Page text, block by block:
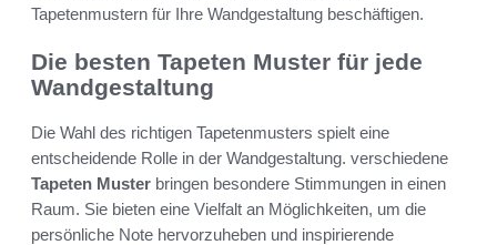
Tapetenmustern für Ihre Wandgestaltung beschäftigen.
Die besten Tapeten Muster für jede
Wandgestaltung
Die Wahl des richtigen Tapetenmusters spielt eine
entscheidende Rolle in der Wandgestaltung. verschiedene
Tapeten Muster bringen besondere Stimmungen in einen
Raum. Sie bieten eine Vielfalt an Möglichkeiten, um die
persönliche Note hervorzuheben und inspirierende